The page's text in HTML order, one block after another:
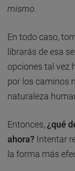
mismo.
En todo caso,
librarás de esa
opciones tal vez
por los caminos
naturaleza
Entonces, ¿qué
ahora? Intentar
la forma más